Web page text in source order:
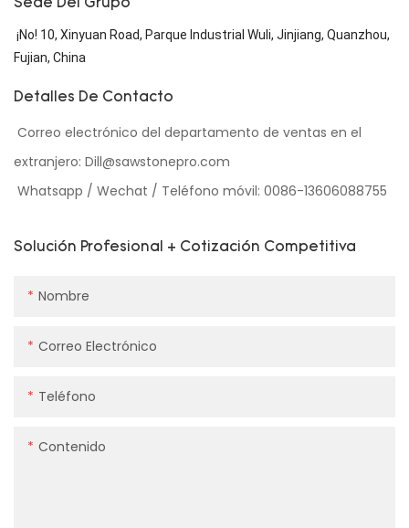
Sede Del Grupo
¡No! 10, Xinyuan Road, Parque Industrial Wuli, Jinjiang, Quanzhou,
Fujian, China
Detalles De Contacto
Correo electrónico del departamento de ventas en el
extranjero: Dill@sawstonepro.com
Whatsapp / Wechat / Teléfono móvil: 0086-13606088755
Solución Profesional + Cotización Competitiva
Nombre
Correo Electrónico
Teléfono
Contenido